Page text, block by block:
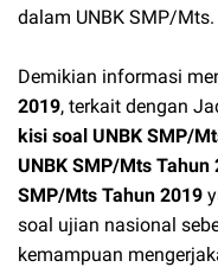
dalam UNBK SMP/Mts.
Demikian informasi
2019, terkait dengan
kisi soal UNBK SMP/
UNBK SMP/Mts Tahun
SMP/Mts Tahun 2019
soal ujian nasional
kemampuan